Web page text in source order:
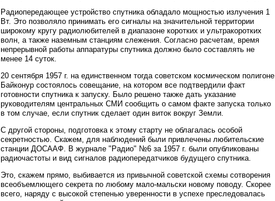
Радиопередающее устройство спутника обладало мощностью излучения 1
Вт. Это позволяло принимать его сигналы на значительной территории
широкому кругу радиолюбителей в диапазоне коротких и ультракоротких
волн, а также наземным станциям слежения. Согласно расчетам, время
непрерывной работы аппаратуры спутника должно было составлять не
менее 14 суток.
20 сентября 1957 г. на единственном тогда советском космическом полигоне
Байконур состоялось совещание, на котором все подтвердили факт
готовности спутника к запуску. Было решено также дать указание
руководителям центральных СМИ сообщить о самом факте запуска только
в том случае, если спутник сделает один виток вокруг Земли.
С другой стороны, подготовка к этому старту не облагалась особой
секретностью. Скажем, для наблюдений были привлечены любительские
станции ДОСААФ. В журнале "Радио" №6 за 1957 г. были опубликованы
радиочастоты и вид сигналов радиопередатчиков будущего спутника.
Это, скажем прямо, выбивается из привычной советской схемы сотворения
всеобъемлющего секрета по любому мало-мальски новому поводу. Скорее
всего, наряду с высокой степенью уверенности в успехе преследовалась